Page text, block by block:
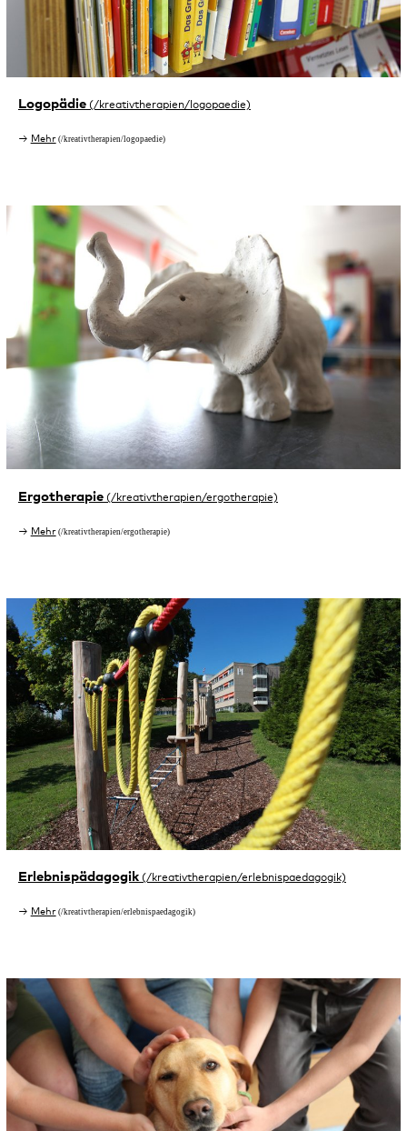
Logopädie
Mehr
Ergotherapie
Mehr
Erlebnispädagogik
Mehr